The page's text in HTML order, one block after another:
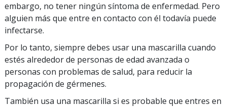
embargo, no tener ningún síntoma de enfermedad. Pero
alguien más que entre en contacto con él todavía puede
infectarse.
Por lo tanto, siempre debes usar una mascarilla cuando
estés alrededor de personas de edad avanzada o
personas con problemas de salud, para reducir la
propagación de gérmenes.
También usa una mascarilla si es probable que entres en